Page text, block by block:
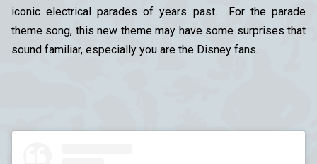
iconic electrical parades of years past. For the parade
theme song, this new theme may have some surprises that
sound familiar, especially you are the Disney fans.